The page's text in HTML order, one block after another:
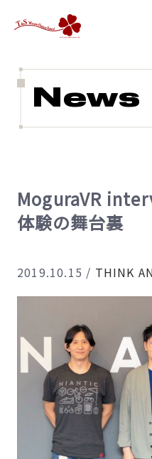
News
MoguraVR
体験の舞台裏
2019.10.15 / THINK